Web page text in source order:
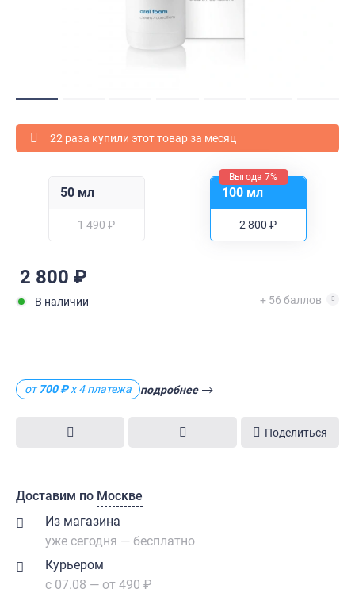
22 раза купили этот товар за месяц
50 мл
1 490 ₽
Выгода 7%
100 мл
2 800 ₽
2 800 ₽
В наличии + 56 баллов
от 700 ₽х 4 платежа подробнее
Поделиться
Доставим по Москве
Из магазина
уже сегодня — бесплатно
Курьером
с 07.08 — от 490 ₽